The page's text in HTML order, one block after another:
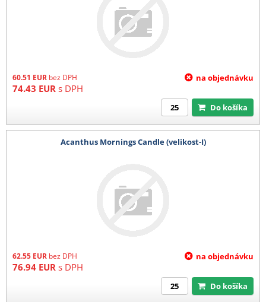
60.51 EUR bez DPH
74.43 EUR s DPH
na objednávku
Do košíka
Acanthus Mornings Candle (velikost-I)
62.55 EUR bez DPH
76.94 EUR s DPH
na objednávku
Do košíka